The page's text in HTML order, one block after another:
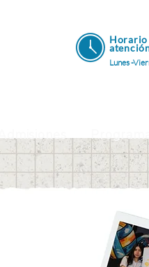
Horario
atenci
Lunes -